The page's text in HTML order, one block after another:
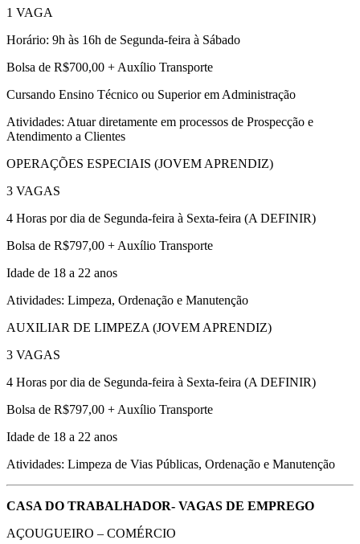
1 VAGA
Horário: 9h às 16h de Segunda-feira à Sábado
Bolsa de R$700,00 + Auxílio Transporte
Cursando Ensino Técnico ou Superior em Administração
Atividades: Atuar diretamente em processos de Prospecção e
Atendimento a Clientes
OPERAÇÕES ESPECIAIS (JOVEM APRENDIZ)
3 VAGAS
4 Horas por dia de Segunda-feira à Sexta-feira (A DEFINIR)
Bolsa de R$797,00 + Auxílio Transporte
Idade de 18 a 22 anos
Atividades: Limpeza, Ordenação e Manutenção
AUXILIAR DE LIMPEZA (JOVEM APRENDIZ)
3 VAGAS
4 Horas por dia de Segunda-feira à Sexta-feira (A DEFINIR)
Bolsa de R$797,00 + Auxílio Transporte
Idade de 18 a 22 anos
Atividades: Limpeza de Vias Públicas, Ordenação e Manutenção
CASA DO TRABALHADOR- VAGAS DE EMPREGO
AÇOUGUEIRO – COMÉRCIO